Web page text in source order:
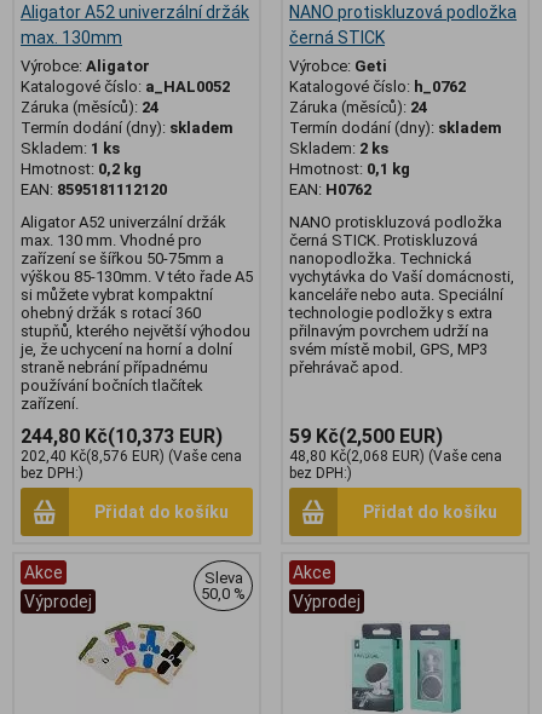
Aligator A52 univerzální držák
max. 130mm
Výrobce: Aligator
Katalogové číslo: a_HAL0052
Záruka (měsíců): 24
Termín dodání (dny): skladem
Skladem: 1 ks
Hmotnost: 0,2 kg
EAN: 8595181112120
Aligator A52 univerzální držák
max. 130 mm. Vhodné pro
zařízení se šířkou 50-75mm a
výškou 85-130mm. V této řade A5
si můžete vybrat kompaktní
ohebný držák s rotací 360
stupňů, kterého největší výhodou
je, že uchycení na horní a dolní
straně nebrání případnému
používání bočních tlačítek
zařízení.
244,80 Kč(10,373 EUR)
202,40 Kč(8,576 EUR) (Vaše cena
bez DPH:)
Přidat do košíku
NANO protiskluzová podložka
černá STICK
Výrobce: Geti
Katalogové číslo: h_0762
Záruka (měsíců): 24
Termín dodání (dny): skladem
Skladem: 2 ks
Hmotnost: 0,1 kg
EAN: H0762
NANO protiskluzová podložka
černá STICK. Protiskluzová
nanopodložka. Technická
vychytávka do Vaší domácnosti,
kanceláře nebo auta. Speciální
technologie podložky s extra
přilnavým povrchem udrží na
svém místě mobil, GPS, MP3
přehrávač apod.
59 Kč(2,500 EUR)
48,80 Kč(2,068 EUR) (Vaše cena
bez DPH:)
Přidat do košíku
Akce
Výprodej
Sleva
50,0 %
Akce
Výprodej